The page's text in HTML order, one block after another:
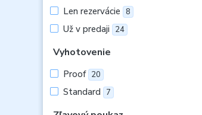
Len rezervácie 8
Už v predaji 24
Vyhotovenie
Proof 20
Standard 7